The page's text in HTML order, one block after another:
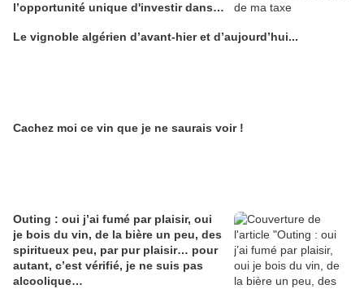
l’opportunité unique d'investir dans
Alain Edouard
Le vignoble algérien d’avant-hier et d’aujourd’hui...
Cachez moi ce vin que je ne saurais voir !
Outing : oui j’ai fumé par plaisir, oui
je bois du vin, de la bière un peu, des
spiritueux peu, par pur plaisir… pour
autant, c’est vérifié, je ne suis pas
alcoolique…